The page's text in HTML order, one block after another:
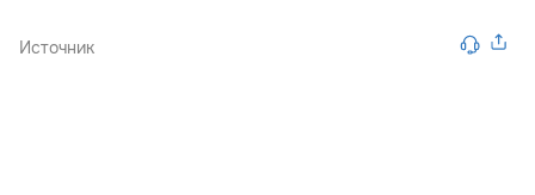
Источник